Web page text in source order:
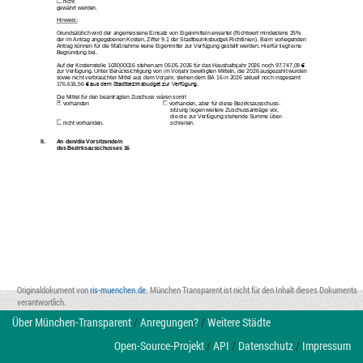
gewährt werden.
Hinweis:
Grundsätzlich wird der angemessene Einsatz von Eigenmitteln erwartet (Richtwert mindestens 25%
der im Antrag angegebenen Kosten, Ziffer 9.1 der Stadtbezirksbudget- Richtlinien). Beim vorliegenden
Antrag können für die Maßnahme keine Eigenmittel zur Verfügung gestellt werden. Hierfür liegt eine
Begründung bei.
Auf der Kostenstelle 103000016 stehen am 05.05.2026 für das Haushaltsjahr 2026 noch 97.747,09 €
zur Verfügung. Unter Berücksichtigung von im Vorjahr bewilligten Mitteln, die 2026 ausgezahlt wurden
sowie nicht verbrauchter Mittel aus dem Vorjahr, stehen dem BA 16 in 2026 aktuell noch insgesamt
176.616,56 € aus dem Stadtbezirksbudget zur Verfügung.
Die Mittel für den beantragten Zuschuss wären somit
vorhanden
vorhanden, aber für diese Bezirksausschuss
sitzung liegen weitere Zuschussanträge vor,
die die zur Verfügung stehende Summe über-
nicht vorhanden.
schreiten.
II.
An den/die Vorsitzende/n
des Bezirksausschusses 16
Originaldokument vonris-muenchen.de. München Transparent ist nicht für den Inhalt dieses Dokuments
verantwortlich.
Über München-Transparent/Anregungen?/Weitere Städte
Open-Source-Projekt/API / Datenschutz/ Impressum